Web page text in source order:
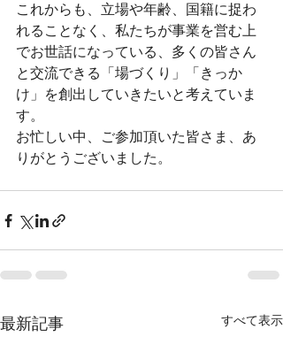
これからも、立場や年齢、国籍に捉わ
れることなく、私たちが事業を営む上
でお世話になっている、多くの皆さん
と交流できる「場づくり」「きっか
け」を創出していきたいと考えていま
す。
お忙しい中、ご参加頂いた皆さま、あ
りがとうございました。
最新記事 すべて表示